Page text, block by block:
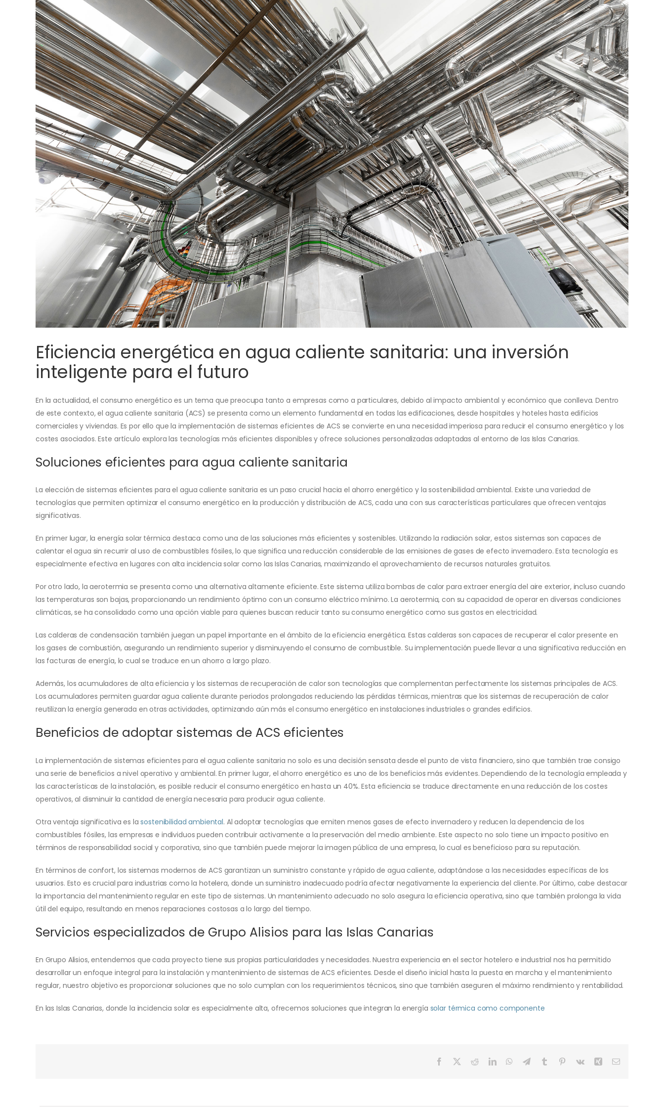
Eficiencia energética en agua caliente sanitaria: una inversión
inteligente para el futuro
En la actualidad, el consumo energético es un tema que preocupa tanto a empresas como a particulares, debido al impacto ambiental y económico que conlleva. Dentro
de este contexto, el agua caliente sanitaria (ACS) se presenta como un elemento fundamental en todas las edificaciones, desde hospitales y hoteles hasta edificios
comerciales y viviendas. Es por ello que la implementación de sistemas eficientes de ACS se convierte en una necesidad imperiosa para reducir el consumo energético y los
costes asociados. Este artículo explora las tecnologías más eficientes disponibles y ofrece soluciones personalizadas adaptadas al entorno de las Islas Canarias.
Soluciones eficientes para agua caliente sanitaria
La elección de sistemas eficientes para el agua caliente sanitaria es un paso crucial hacia el ahorro energético y la sostenibilidad ambiental. Existe una variedad de
tecnologías que permiten optimizar el consumo energético en la producción y distribución de ACS, cada una con sus características particulares que ofrecen ventajas
significativas.
En primer lugar, la energía solar térmica destaca como una de las soluciones más eficientes y sostenibles. Utilizando la radiación solar, estos sistemas son capaces de
calentar el agua sin recurrir al uso de combustibles fósiles, lo que significa una reducción considerable de las emisiones de gases de efecto invernadero. Esta tecnología es
especialmente efectiva en lugares con alta incidencia solar como las Islas Canarias, maximizando el aprovechamiento de recursos naturales gratuitos.
Por otro lado, la aerotermia se presenta como una alternativa altamente eficiente. Este sistema utiliza bombas de calor para extraer energía del aire exterior, incluso cuando
las temperaturas son bajas, proporcionando un rendimiento óptimo con un consumo eléctrico mínimo. La aerotermia, con su capacidad de operar en diversas condiciones
climáticas, se ha consolidado como una opción viable para quienes buscan reducir tanto su consumo energético como sus gastos en electricidad.
Las calderas de condensación también juegan un papel importante en el ámbito de la eficiencia energética. Estas calderas son capaces de recuperar el calor presente en
los gases de combustión, asegurando un rendimiento superior y disminuyendo el consumo de combustible. Su implementación puede llevar a una significativa reducción en
las facturas de energía, lo cual se traduce en un ahorro a largo plazo.
Además, los acumuladores de alta eficiencia y los sistemas de recuperación de calor son tecnologías que complementan perfectamente los sistemas principales de ACS.
Los acumuladores permiten guardar agua caliente durante periodos prolongados reduciendo las pérdidas térmicas, mientras que los sistemas de recuperación de calor
reutilizan la energía generada en otras actividades, optimizando aún más el consumo energético en instalaciones industriales o grandes edificios.
Beneficios de adoptar sistemas de ACS eficientes
La implementación de sistemas eficientes para el agua caliente sanitaria no solo es una decisión sensata desde el punto de vista financiero, sino que también trae consigo
una serie de beneficios a nivel operativo y ambiental. En primer lugar, el ahorro energético es uno de los beneficios más evidentes. Dependiendo de la tecnología empleada y
las características de la instalación, es posible reducir el consumo energético en hasta un 40%. Esta eficiencia se traduce directamente en una reducción de los costes
operativos, al disminuir la cantidad de energía necesaria para producir agua caliente.
Otra ventaja significativa es lasostenibilidad ambiental. Al adoptar tecnologías que emiten menos gases de efecto invernadero y reducen la dependencia de los
combustibles fósiles, las empresas e individuos pueden contribuir activamente a la preservación del medio ambiente. Este aspecto no solo tiene un impacto positivo en
términos de responsabilidad social y corporativa, sino que también puede mejorar la imagen pública de una empresa, lo cual es beneficioso para su reputación.
En términos de confort, los sistemas modernos de ACS garantizan un suministro constante y rápido de agua caliente, adaptándose a las necesidades específicas de los
usuarios. Esto es crucial para industrias como la hotelera, donde un suministro inadecuado podría afectar negativamente la experiencia del cliente. Por último, cabe destacar
la importancia del mantenimiento regular en este tipo de sistemas. Un mantenimiento adecuado no solo asegura la eficiencia operativa, sino que también prolonga la vida
útil del equipo, resultando en menos reparaciones costosas a lo largo del tiempo.
Servicios especializados de Grupo Alisios para las Islas Canarias
En Grupo Alisios, entendemos que cada proyecto tiene sus propias particularidades y necesidades. Nuestra experiencia en el sector hotelero e industrial nos ha permitido
desarrollar un enfoque integral para la instalación y mantenimiento de sistemas de ACS eficientes. Desde el diseño inicial hasta la puesta en marcha y el mantenimiento
regular, nuestro objetivo es proporcionar soluciones que no solo cumplan con los requerimientos técnicos, sino que también aseguren el máximo rendimiento y rentabilidad.
En las Islas Canarias, donde la incidencia solar es especialmente alta, ofrecemos soluciones que integran la energía solar térmica como componente
Facebook RedditLinkedInWhatsApp
TelegramTumblr Pinterest
Vk Xing Correo